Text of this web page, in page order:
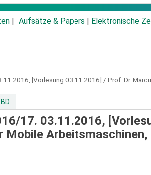
Aufsätze & Papers Elektronische
[Vorlesung 03.11.2016] / Prof. Dr.
17. 03.11.2016,
Mobile